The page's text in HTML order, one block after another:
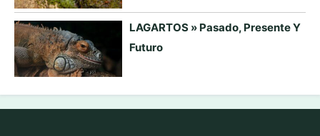
LAGARTOS » Pasado, Presente Y
Futuro